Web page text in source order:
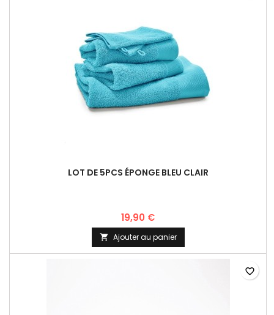
LOT DE 5PCS ÉPONGE BLEU CLAIR
19,90 €
 Ajouter au panier
favorite_border